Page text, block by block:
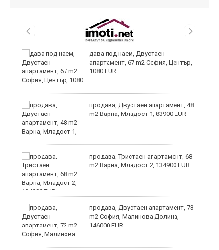
дава под наем, Двустаен
апартамент, 67 m2 София, Център,
1080 EUR
продава, Двустаен апартамент, 48
m2 Варна, Младост 1, 83900 EUR
продава, Тристаен апартамент, 68
m2 Варна, Младост 2, 134900 EUR
продава, Двустаен апартамент, 73
m2 София, Малинова Долина,
146000 EUR